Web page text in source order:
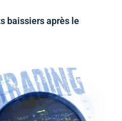
baissiers après le